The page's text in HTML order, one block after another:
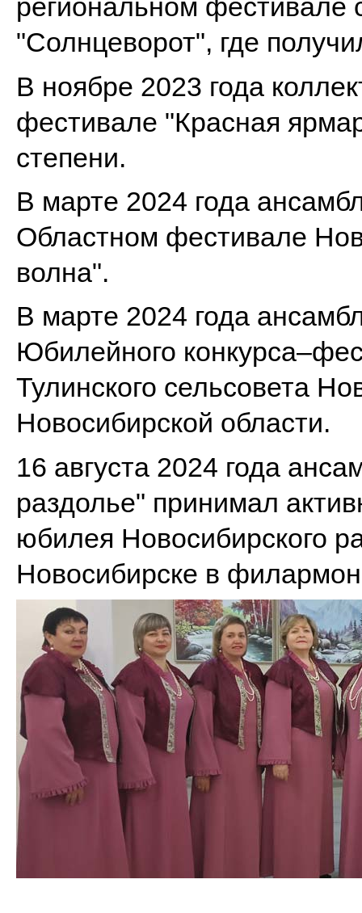
региональном фестивале
"Солнцеворот", где
В ноябре 2023 года
фестивале "Красная
степени.
В марте 2024 года
Областном фестивале
волна".
В марте 2024 года
Юбилейного
Тулинского сельсовета
Новосибирской области.
16 августа 2024 года
раздолье" принимал
юбилея Новосибирского
Новосибирске в